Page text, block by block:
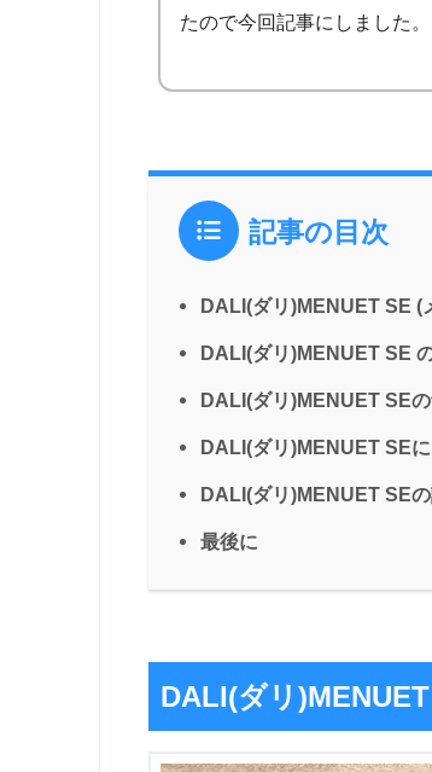
たので今回記事にしました。
記事の目次
DALI(ダリ)MENUET SE (
DALI(ダリ)MENUET SE
DALI(ダリ)MENUET SE
DALI(ダリ)MENUET SE
DALI(ダリ)MENUET SE
最後に
DALI(ダリ